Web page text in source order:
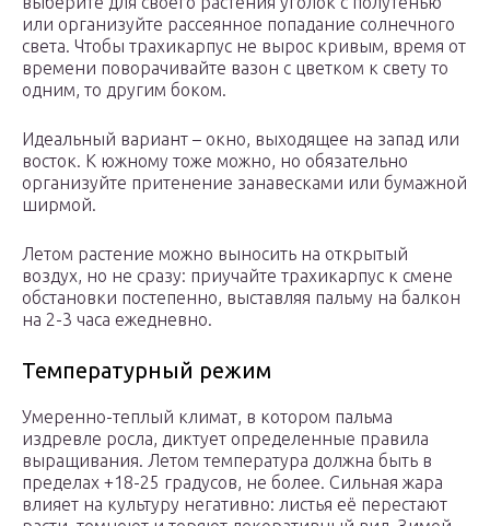
или организуйте рассеянное попадание солнечного
света. Чтобы трахикарпус не вырос кривым, время от
времени поворачивайте вазон с цветком к свету то
одним, то другим боком.
Идеальный вариант – окно, выходящее на запад или
восток. К южному тоже можно, но обязательно
организуйте притенение занавесками или бумажной
ширмой.
Летом растение можно выносить на открытый
воздух, но не сразу: приучайте трахикарпус к смене
обстановки постепенно, выставляя пальму на балкон
на 2-3 часа ежедневно.
Температурный режим
Умеренно-теплый климат, в котором пальма
издревле росла, диктует определенные правила
выращивания. Летом температура должна быть в
пределах +18-25 градусов, не более. Сильная жара
влияет на культуру негативно: листья её перестают